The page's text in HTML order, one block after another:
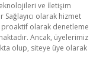
ve İletişim
Sağlayıcı olarak hizmet
olarak denetleme
Ancak, üyelerimiz
olup, siteye üye olarak